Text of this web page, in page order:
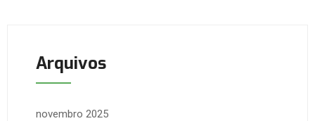
Arquivos
novembro 2025